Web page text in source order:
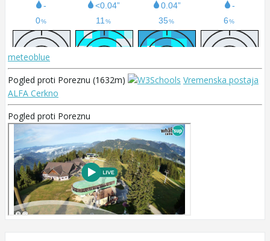
meteoblue
Pogled proti Poreznu (1632m)
Vremenska postaja
ALFA Cerkno
Pogled proti Poreznu